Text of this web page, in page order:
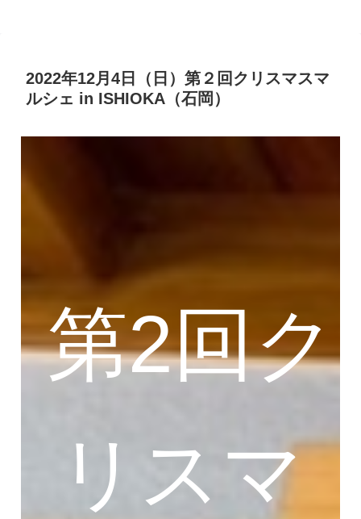
2022年12月4日（日）第２回クリスマスマ
ルシェ in ISHIOKA（石岡）
第2回ク
リスマ